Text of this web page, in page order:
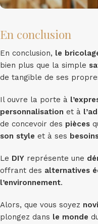
En conclusion
En conclusion, le
bien plus que la simple
de tangible de ses
Il ouvre la porte à
personnalisation et à
de concevoir des pièces
son style et à ses
Le DIY représente une
offrant des alternatives
l’environnement.
Alors, que vous soyez
plongez dans le monde